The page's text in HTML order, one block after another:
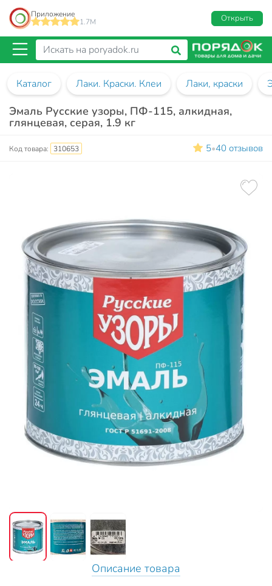
Приложение
1.7M
Открыть
Каталог Лаки. Краски. Клеи Лаки, краски
Эмаль Русские узоры, ПФ-115, алкидная,
глянцевая, серая, 1.9 кг
Код товара: 310653 5•40 отзывов
Описание товара